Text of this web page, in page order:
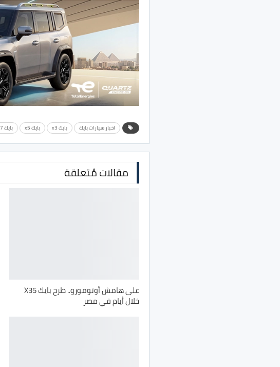
اخبار سيارات بايك بايك x3 بايك x5 بايك x7
مقالات مُتعلقة
على هامش أوتومورو.. طرح بايك X35
خلال أيام في مصر